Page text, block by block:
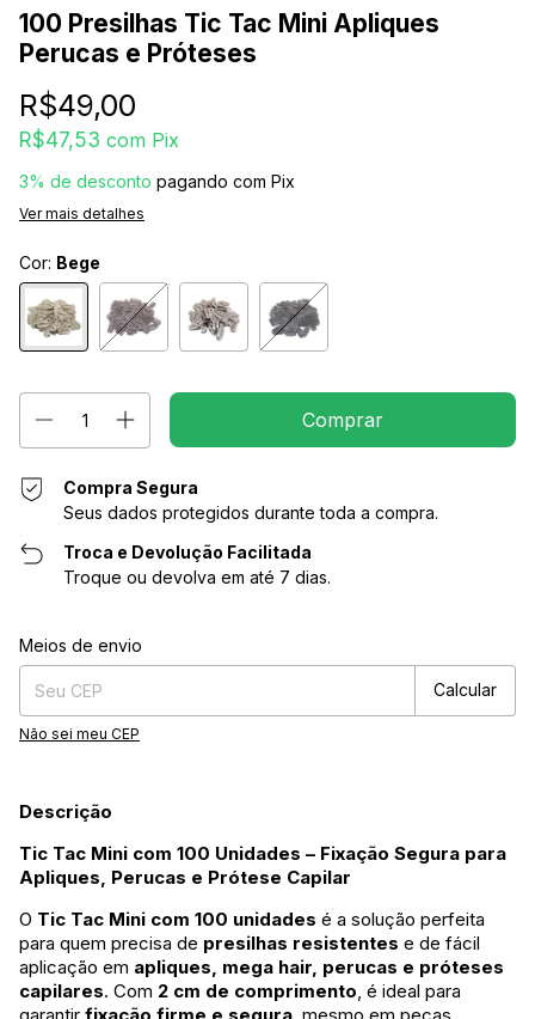
100 Presilhas Tic Tac Mini Apliques
Perucas e Próteses
R$49,00
R$47,53 com Pix
3% de desconto pagando com Pix
Ver mais detalhes
Cor: Bege
Compra Segura
Seus dados protegidos durante toda a compra.
Troca e Devolução Facilitada
Troque ou devolva em até 7 dias.
Entregas para o CEP:
Meios de envio
Calcular
Não sei meu CEP
Descrição
Tic Tac Mini com 100 Unidades – Fixação Segura para
Apliques, Perucas e Prótese Capilar
O Tic Tac Mini com 100 unidades é a solução perfeita
para quem precisa de presilhas resistentes e de fácil
aplicação em apliques, mega hair, perucas e próteses
capilares. Com 2 cm de comprimento , é ideal para
garantir fixação firme e segura , mesmo em peças